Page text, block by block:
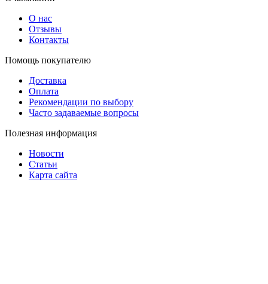
О нас
Отзывы
Контакты
Помощь покупателю
Доставка
Оплата
Рекомендации по выбору
Часто задаваемые вопросы
Полезная информация
Новости
Статьи
Карта сайта